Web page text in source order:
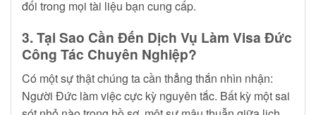
đối trong mọi tài liệu bạn cung cấp.
3. Tại Sao Cần Đến Dịch Vụ Làm Visa Đức
Công Tác Chuyên Nghiệp?
Có một sự thật chúng ta cần thẳng thắn nhìn nhận:
Người Đức làm việc cực kỳ nguyên tắc. Bất kỳ một sai